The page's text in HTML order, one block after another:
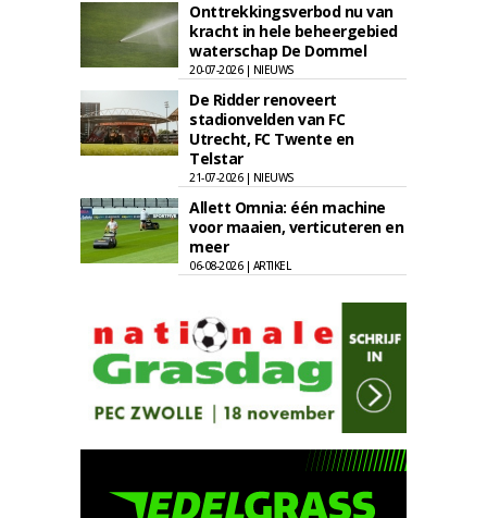
Onttrekkingsverbod nu van
kracht in hele beheergebied
waterschap De Dommel
20-07-2026 | NIEUWS
De Ridder renoveert
stadionvelden van FC
Utrecht, FC Twente en
Telstar
21-07-2026 | NIEUWS
Allett Omnia: één machine
voor maaien, verticuteren en
meer
06-08-2026 | ARTIKEL